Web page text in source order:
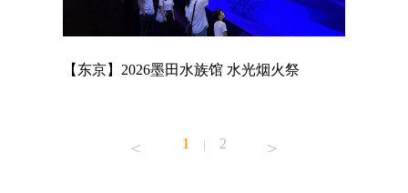
【东京】2026墨田水族馆 水光烟火祭
1 | 2